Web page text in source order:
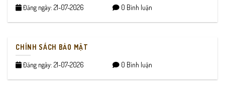
Đăng ngày: 21-07-2026 0 Bình luận
CHÍNH SÁCH BẢO MẬT
Đăng ngày: 21-07-2026 0 Bình luận